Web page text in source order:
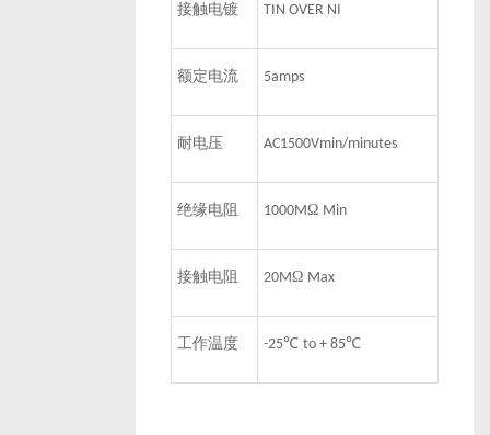
接触电镀 TIN OVER NI
额定电流 5amps
耐电压 AC1500Vmin/minutes
绝缘电阻 1000MΩ Min
接触电阻 20MΩ Max
工作温度 -25℃ to + 85℃